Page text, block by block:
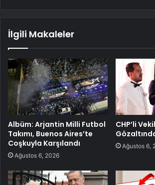
İlgili Makaleler
Albüm: Arjantin Milli Futbol
Takımı, Buenos Aires’te
Coşkuyla Karşılandı
Ağustos 6, 2026
CHP’li
Ağustos 6,